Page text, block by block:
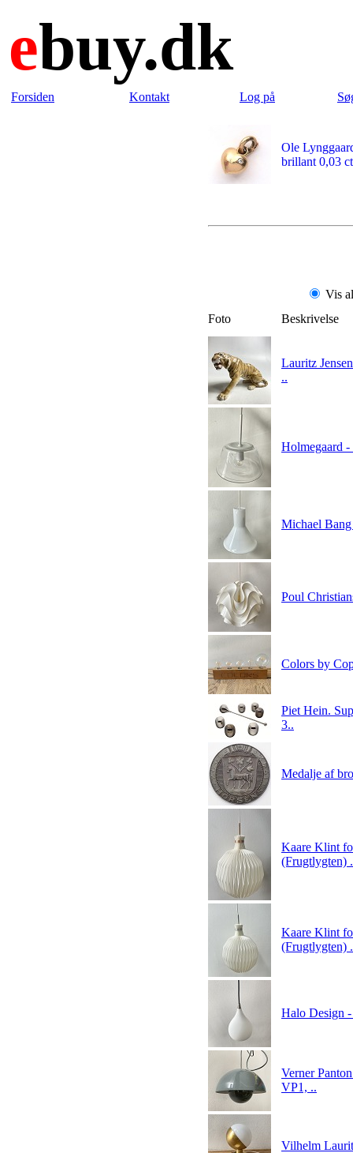
ebuy.dk
Forsiden Kontakt Log på
Ole
brillant 0,03
Vis
Foto
Beskrivelse
Lauritz
..
Holmegaard -
Michael
Poul
Colors by
Piet Hein.
3..
Medalje af
Kaare Klint
(Frugtlygten)
Kaare Klint
(Frugtlygten)
Halo Design
Verner
VP1, ..
Vilhelm